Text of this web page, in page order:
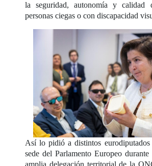
la seguridad, autonomía y
personas ciegas o con discapacidad
Así lo pidió a distintos eurodiputados
sede del Parlamento Europeo
amplia delegación territorial de la